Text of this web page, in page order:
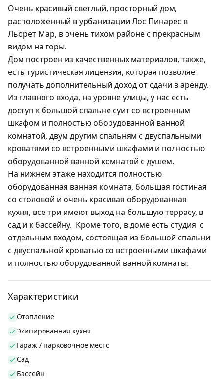
Очень красивый светлый, просторный дом,
расположенный в урбанизации Лос Пинарес в
Льорет Мар, в очень тихом районе с прекрасным
видом на горы.
Дом построен из качественных материалов, также,
есть туристическая лицензия, которая позволяет
получать дополнительный доход от сдачи в аренду.
Из главного входа, на уровне улицы, у нас есть
доступ к большой спальне суит со встроенным
шкафом и полностью оборудованной ванной
комнатой, двум другим спальням с двуспальными
кроватями со встроенными шкафами и полностью
оборудованной ванной комнатой с душем.
На нижнем этаже находится полностью
оборудованная ванная комната, большая гостиная
со столовой и очень красивая оборудованная
кухня, все три имеют выход на большую террасу, в
сад и к бассейну. Кроме того, в доме есть студия с
отдельным входом, состоящая из большой спальни
с двуспальной кроватью со встроенными шкафами
и полностью оборудованной ванной комнаты.
Характеристики
Отопление
Экипированная кухня
Гараж / парковочное место
Сад
Бассейн